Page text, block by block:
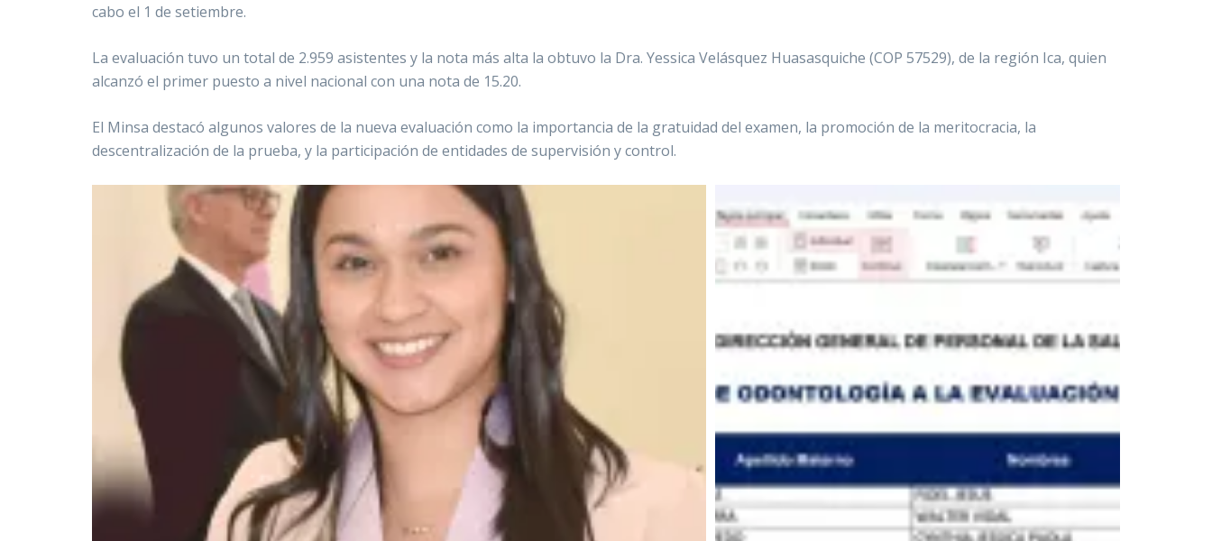
cabo el 1 de setiembre.
La evaluación tuvo un total de 2.959 asistentes y la nota más alta la obtuvo la Dra. Yessica Velásquez Huasasquiche (COP 57529), de la región Ica, quien
alcanzó el primer puesto a nivel nacional con una nota de 15.20.
El Minsa destacó algunos valores de la nueva evaluación como la importancia de la gratuidad del examen, la promoción de la meritocracia, la
descentralización de la prueba, y la participación de entidades de supervisión y control.